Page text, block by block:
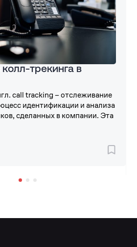
трекинга в
call tracking – отслеживание
идентификации и анализа
сделанных в компании. Эта